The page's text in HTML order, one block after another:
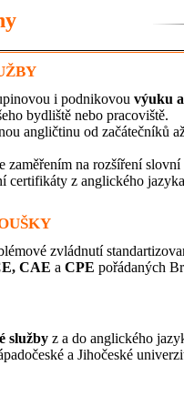
i podnikovou výuku
bydliště nebo pracoviště.
angličtinu od začátečníků
zaměřením na rozšíření slovní
certifikáty z anglického
zvládnutí
CAE a CPE pořádaných
služby z a do anglického
a Jihočeské